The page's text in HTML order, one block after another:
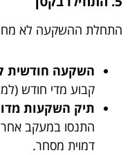
התחלת ההשקעה לא
השקעה חודשית
קבוע מדי חודש (למשל,
תיק השקעות
התנסו במעקב
דמוית מסחר.